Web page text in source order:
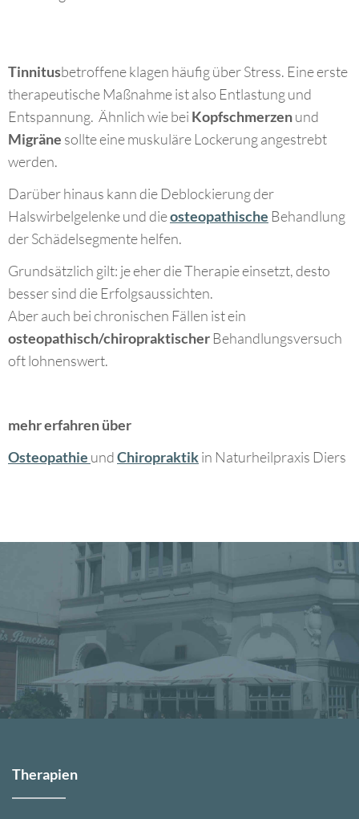
Tinnitusbetroffene klagen häufig über Stress. Eine erste
therapeutische Maßnahme ist also Entlastung und
Entspannung. Ähnlich wie bei Kopfschmerzenund
Migräne sollte eine muskuläre Lockerung angestrebt
werden.
Darüber hinaus kann die Deblockierung der
Halswirbelgelenke und dieosteopathische Behandlung
der Schädelsegmente helfen.
Grundsätzlich gilt: je eher die Therapie einsetzt, desto
besser sind die Erfolgsaussichten.
Aber auch bei chronischen Fällen ist ein
osteopathisch/chiropraktischer Behandlungsversuch
oft lohnenswert.
mehr erfahren über
Osteopathie undChiropraktikin Naturheilpraxis Diers
Therapien